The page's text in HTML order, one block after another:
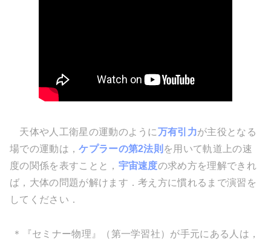
天体や人工衛星の運動のように 万有引力が主役となる
場での運動は，ケプラーの第2法則 を用いて軌道上の速
度の関係を表すことと， 宇宙速度の求め方を理解できれ
ば，大体の問題が解けます．考え方に慣れるまで演習を
してください．
＊『セミナー物理』（第一学習社）が手元にある人は，